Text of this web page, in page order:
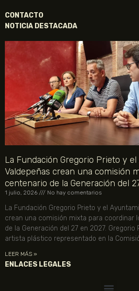
CONTACTO
NOTICIA DESTACADA
La Fundación Gregorio Prieto y
Valdepeñas crean una comisión
centenario de la Generación del
1 julio, 2026 No hay comentarios
La Fundación Gregorio Prieto y el
crean una comisión mixta para coordinar
de la Generación del 27 en 2027. Gregorio
artista plástico representado en la
LEER MÁS »
ENLACES LEGALES